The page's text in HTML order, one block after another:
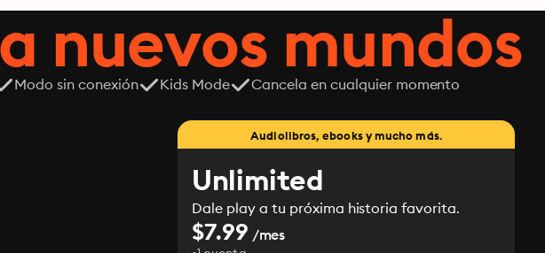
nuevos mundos
Modo sin conexión Kids Mode Cancela en cualquier momento
Audiolibros, ebooks y mucho más.
Unlimited
Dale play a tu próxima historia favorita.
$7.99 /mes